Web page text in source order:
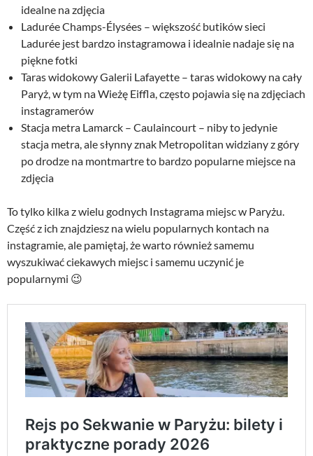
idealne na zdjęcia
Ladurée Champs-Élysées – większość butików sieci
Ladurée jest bardzo instagramowa i idealnie nadaje się na
piękne fotki
Taras widokowy Galerii Lafayette – taras widokowy na cały
Paryż, w tym na Wieżę Eiffla, często pojawia się na zdjęciach
instagramerów
Stacja metra Lamarck – Caulaincourt – niby to jedynie
stacja metra, ale słynny znak Metropolitan widziany z góry
po drodze na montmartre to bardzo popularne miejsce na
zdjęcia
To tylko kilka z wielu godnych Instagrama miejsc w Paryżu.
Część z ich znajdziesz na wielu popularnych kontach na
instagramie, ale pamiętaj, że warto również samemu
wyszukiwać ciekawych miejsc i samemu uczynić je
popularnymi 😉